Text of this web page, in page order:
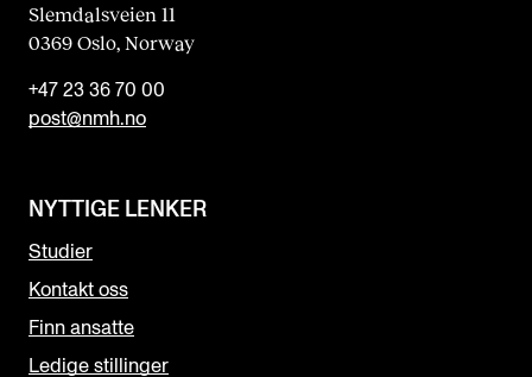
Slemdalsveien 11
0369 Oslo, Norway
+47 23 36 70 00
post@nmh.no
NYTTIGE LENKER
Studier
Kontakt oss
Finn ansatte
Ledige stillinger